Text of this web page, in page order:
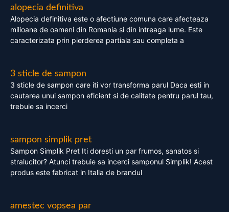
alopecia definitiva
Alopecia definitiva este o afectiune comuna care afecteaza
milioane de oameni din Romania si din intreaga lume. Este
caracterizata prin pierderea partiala sau completa a
3 sticle de sampon
3 sticle de sampon care iti vor transforma parul Daca esti in
cautarea unui sampon eficient si de calitate pentru parul tau,
trebuie sa incerci
sampon simplik pret
Sampon Simplik Pret Iti doresti un par frumos, sanatos si
stralucitor? Atunci trebuie sa incerci samponul Simplik! Acest
produs este fabricat in Italia de brandul
amestec vopsea par